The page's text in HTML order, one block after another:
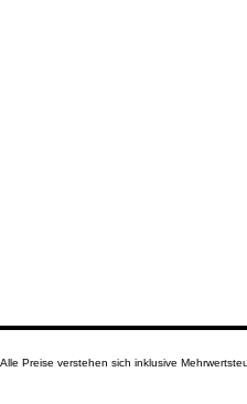
Alle Preise verstehen sich inklusive